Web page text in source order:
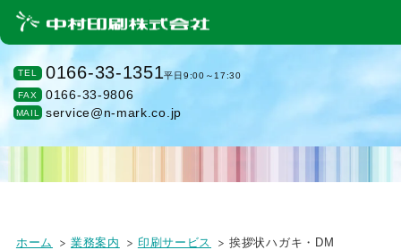
TEL 0166-33-1351平日9:00～17:30
FAX
0166-33-9806
MAIL service@n-mark.co.jp
ホーム 業務案内 印刷サービス 挨拶状ハガキ・DM